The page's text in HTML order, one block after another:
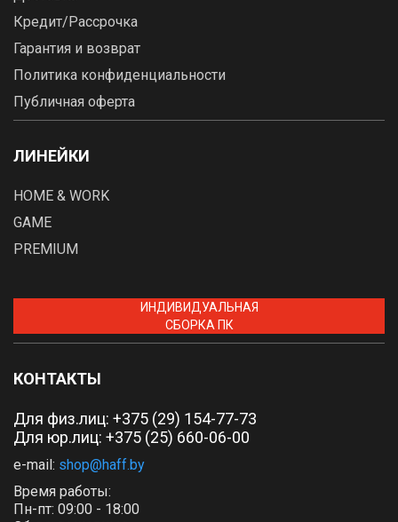
Кредит/Рассрочка
Гарантия и возврат
Политика конфиденциальности
Публичная оферта
ЛИНЕЙКИ
HOME & WORK
GAME
PREMIUM
ИНДИВИДУАЛЬНАЯ
СБОРКА ПК
КОНТАКТЫ
Для физ.лиц: +375 (29) 154-77-73
Для юр.лиц: +375 (25) 660-06-00
e-mail: shop@haff.by
Время работы:
Пн-пт: 09:00 - 18:00